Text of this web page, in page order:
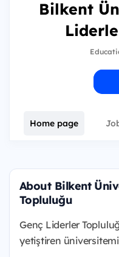
Bilkent
Home page
About Bilkent
Topluluğu
Genç Liderler
yetiştiren